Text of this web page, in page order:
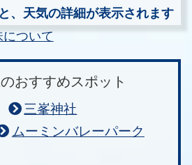
、天気の詳細が表示されます
ついて
おすすめスポット
三峯神社
ムーミンバレーパーク